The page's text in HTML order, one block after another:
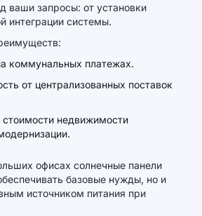
ваши запросы: от установки
интеграции системы.
коммунальных платежах.
от централизованных поставок
стоимости недвижимости
офисах солнечные панели
базовые нужды, но и
источником питания при